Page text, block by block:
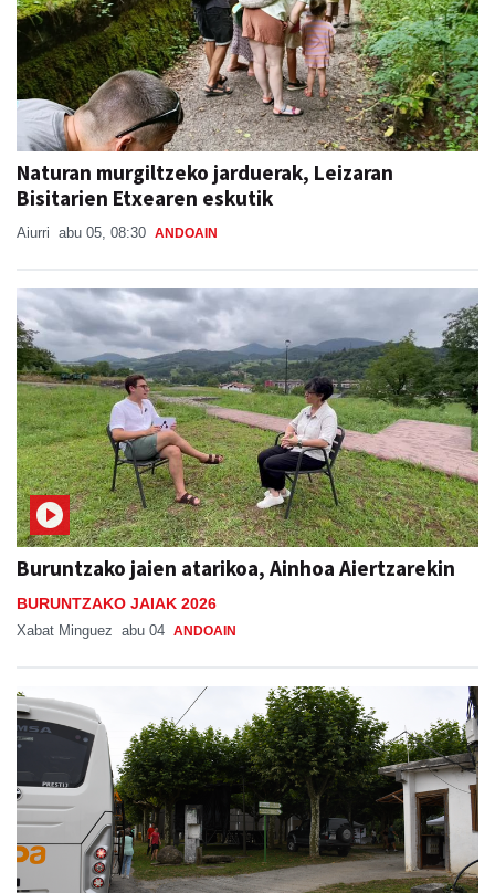
Naturan murgiltzeko jarduerak, Leizaran
Bisitarien Etxearen eskutik
Aiurri abu 05, 08:30 ANDOAIN
Buruntzako jaien atarikoa, Ainhoa Aiertzarekin
BURUNTZAKO JAIAK 2026
Xabat Minguez abu 04 ANDOAIN